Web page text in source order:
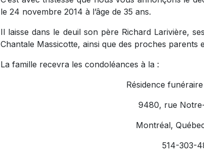
le 24 novembre 2014 à l’âge de 35 ans.
Il laisse dans le deuil son père Richard Larivière,
Chantale Massicotte, ainsi que des proches parents
La famille recevra les condoléances à la :
Résidence
9480, rue
Montréal,
514-303-